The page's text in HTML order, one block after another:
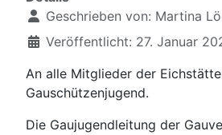
Geschrieben von: Martina
Veröffentlicht: 27. Januar
An alle Mitglieder der
Gauschützenjugend.
Die Gaujugendleitung der